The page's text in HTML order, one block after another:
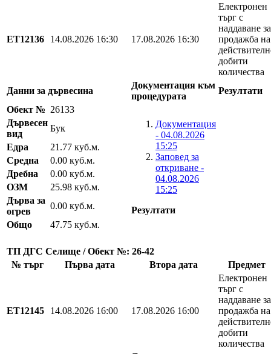
EТ12136 14.08.2026 16:30 17.08.2026 16:30
Електронен
търг с
наддаване за
продажба на
добити
количества
Данни за дървесина
Документация към
процедурата
Резултати
Обект № 26133
Документация
- 04.08.2026
15:25
Заповед за
откриване -
04.08.2026
15:25
Резултати
Дървесен
вид
Бук
Едра
21.77 куб.м.
Средна
0.00 куб.м.
Дребна
0.00 куб.м.
ОЗМ
25.98 куб.м.
Дърва за
огрев
0.00 куб.м.
Общо
47.75 куб.м.
ТП ДГС Селище / Обект №: 26-42
№ търг
Първа дата Втора дата Предмет
EТ12145 14.08.2026 16:00 17.08.2026 16:00
Електронен
търг с
наддаване за
продажба на
добити
количества